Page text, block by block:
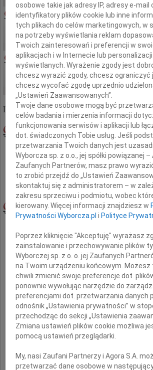
07.08.2026CAŁA POLSKA
Monice Mielnickiej oraz Jej Najbliższym składamy
Taty W tych trudnych chwilach łączymy się z Wami
WITOLD CHODAKIEWICZ07.08.2026WARSZAWA
W dniu 1 sierpnia 2026 roku w wieku 88 lat zmarł w
Członek opozycji antykomunistycznej i działacz NSZZ
Liczba znalezionych nekrologów: 322
HIERONIM PADUCH 13.04.2010WARSZAWA
Z głębokim żalem zawiadamiamy, że w dniu 5 kwietnia
Ojciec, Dziadek Hieronim Paduch Nabożeństwo
Z głębokim żalem i smutkiem przyjęłyśmy wiadomość
głębokiego współczucia Ania i Iwona
JERZY SZMAJDZIŃSKI 13.04.2010WARSZAWA
Poruszony i wstrząśnięty tragiczną śmiercią Jerzego
Małgosi Szmajdzińskiej Agnieszce i Andrzejowi
Męża i Taty Jerzego Szmajdzińskiego Zachowamy Jurka
Ryszardowi Szmajdzińskiemu z głębi serca płynące
koleżanki i koledzy z IVB/1973
Rodzinie i Bliskim tragicznie zmarłego w katastrofie
Sejmu RP składamy wyrazy głębokiego współczucia
W dotkliwym bólu z powodu tragicznej śmierci Jerzego
osobowe takie jak adresy IP, adresy e-mail
identyfikatory plików cookie lub inne
tych plikach do celów marketingowych, w
na potrzeby wyświetlania reklam
Twoich zainteresowań i preferencji w
aplikacjach i w Internecie lub
wyświetlanych. Wyrażenie zgody jest
chcesz wyrazić zgody, chcesz ograniczyć
chcesz wycofać zgodę uprzednio
„Ustawień Zaawansowanych”.
Twoje dane osobowe mogą być
celów badania i mierzenia informacji
funkcjonowania serwisów i aplikacji lub
dot. świadczonych Tobie usług. Jeśli
przetwarzania Twoich danych jest
Wyborcza sp. z o.o., jej spółki powiązanej –
Zaufanych Partnerów, masz prawo
to zrobić przejdź do „Ustawień
skontaktuj się z administratorem – w
zakresu sprzeciwu i podmiotu, wobec
kierowany. Więcej informacji znajdziesz w
Prywatności Wyborcza.pl i Polityce
Poprzez kliknięcie "Akceptuję" wyrażasz
zainstalowanie i przechowywanie plików
Wyborczej sp. z o. o. jej Zaufanych
na Twoim urządzeniu końcowym. Możesz
chwili zmienić swoje preferencje dot.
ponownie wywołując narzędzie do
preferencjami dot. przetwarzania danych
odnośnik „Ustawienia prywatności” w
przechodząc do sekcji „Ustawienia
Zmiana ustawień plików cookie możliwa
pomocą ustawień przeglądarki.
My, nasi Zaufani Partnerzy i Agora S.A.
przetwarzać dane osobowe w